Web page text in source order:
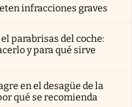
infracciones graves
parabrisas del coche:
y para qué sirve
en el desagüe de la
qué se recomienda